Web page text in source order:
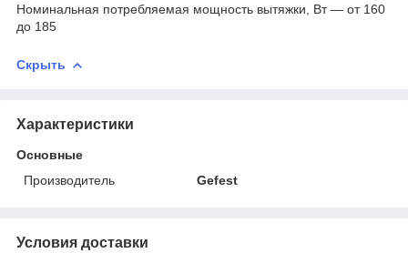
Номинальная потребляемая мощность вытяжки, Вт — от 160
до 185
Скрыть
Характеристики
Основные
Производитель
Gefest
Условия доставки